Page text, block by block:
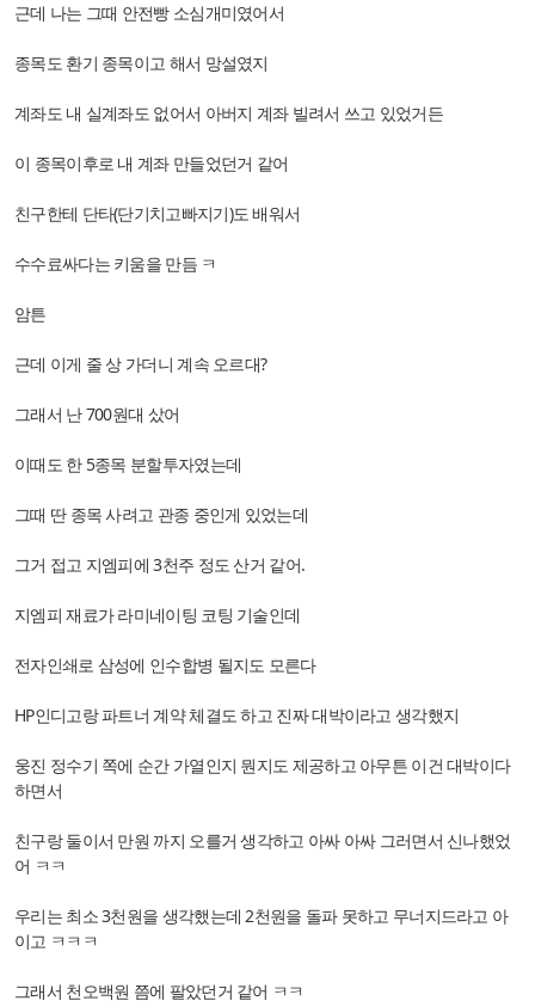
근데 나는 그때 안전빵 소심개미였어서
종목도 환기 종목이고 해서 망설였지
계좌도 내 실계좌도 없어서 아버지 계좌 빌려서 쓰고 있었거든
이 종목이후로 내 계좌 만들었던거 같어
친구한테 단타(단기치고빠지기)도 배워서
수수료싸다는 키움을 만듬 ㅋ
암튼
근데 이게 줄 상 가더니 계속 오르대?
그래서 난 700원대 샀어
이때도 한 5종목 분할투자였는데
그때 딴 종목 사려고 관종 중인게 있었는데
그거 접고 지엠피에 3천주 정도 산거 같어.
지엠피 재료가 라미네이팅 코팅 기술인데
전자인쇄로 삼성에 인수합병 될지도 모른다
HP인디고랑 파트너 계약 체결도 하고 진짜 대박이라고 생각했지
웅진 정수기 쪽에 순간 가열인지 뭔지도 제공하고 아무튼 이건 대박이다
하면서
친구랑 둘이서 만원 까지 오를거 생각하고 아싸 아싸 그러면서 신나했었
어 ㅋㅋ
우리는 최소 3천원을 생각했는데 2천원을 돌파 못하고 무너지드라고 아
이고 ㅋㅋㅋ
그래서 천오백원 쯤에 팔았던거 같어 ㅋㅋ